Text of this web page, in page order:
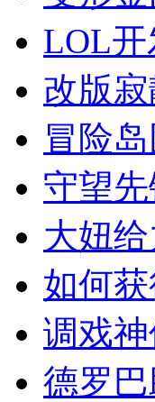
LOL
改版
冒险
守望
大妞
如何
调戏
德罗